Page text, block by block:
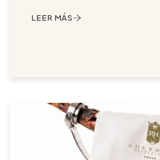
masa en la nevera de 8 a 12 horas,
pan rallado, y fríe en tandas
LEER MÁS